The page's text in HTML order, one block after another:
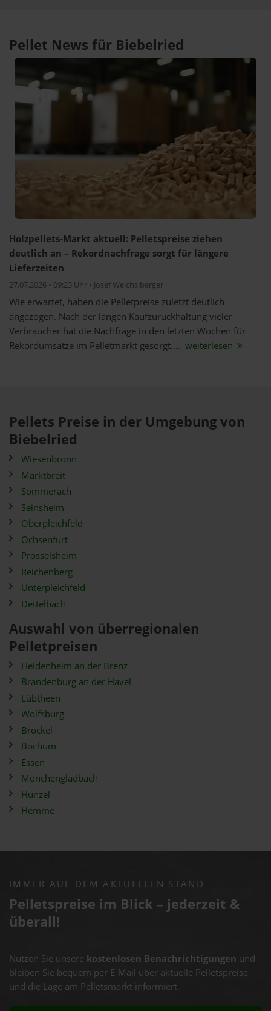
Pellet News für Biebelried
Holzpellets-Markt aktuell: Pelletspreise ziehen
deutlich an – Rekordnachfrage sorgt für längere
Lieferzeiten
27.07.2026 • 09:23 Uhr • Josef Weichslberger
Wie erwartet, haben die Pelletpreise zuletzt deutlich
angezogen. Nach der langen Kaufzurückhaltung vieler
Verbraucher hat die Nachfrage in den letzten Wochen für
Rekordumsätze im Pelletmarkt gesorgt.... weiterlesen
Pellets Preise in der Umgebung von
Biebelried
Wiesenbronn
Marktbreit
Sommerach
Seinsheim
Oberpleichfeld
Ochsenfurt
Prosselsheim
Reichenberg
Unterpleichfeld
Dettelbach
Auswahl von überregionalen
Pelletpreisen
Heidenheim an der Brenz
Brandenburg an der Havel
Lübtheen
Wolfsburg
Bröckel
Bochum
Essen
Mönchengladbach
Hunzel
Hemme
IMMER AUF DEM AKTUELLEN STAND
Pelletspreise im Blick – jederzeit &
überall!
Nutzen Sie unsere kostenlosen Benachrichtigungen und
bleiben Sie bequem per E-Mail über aktuelle Pelletspreise
und die Lage am Pelletsmarkt informiert.